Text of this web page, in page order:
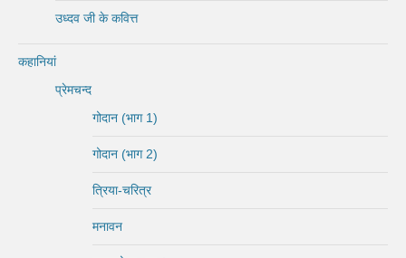
उध्दव जी के कवित्त
कहानियां
प्रेमचन्द
गोदान (भाग 1)
गोदान (भाग 2)
त्रिया-चरित्र
मनावन